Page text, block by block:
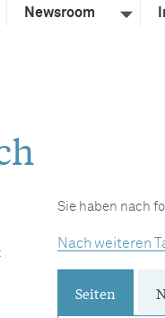
Newsroom
Sie haben nach
Nach weiteren
Seiten